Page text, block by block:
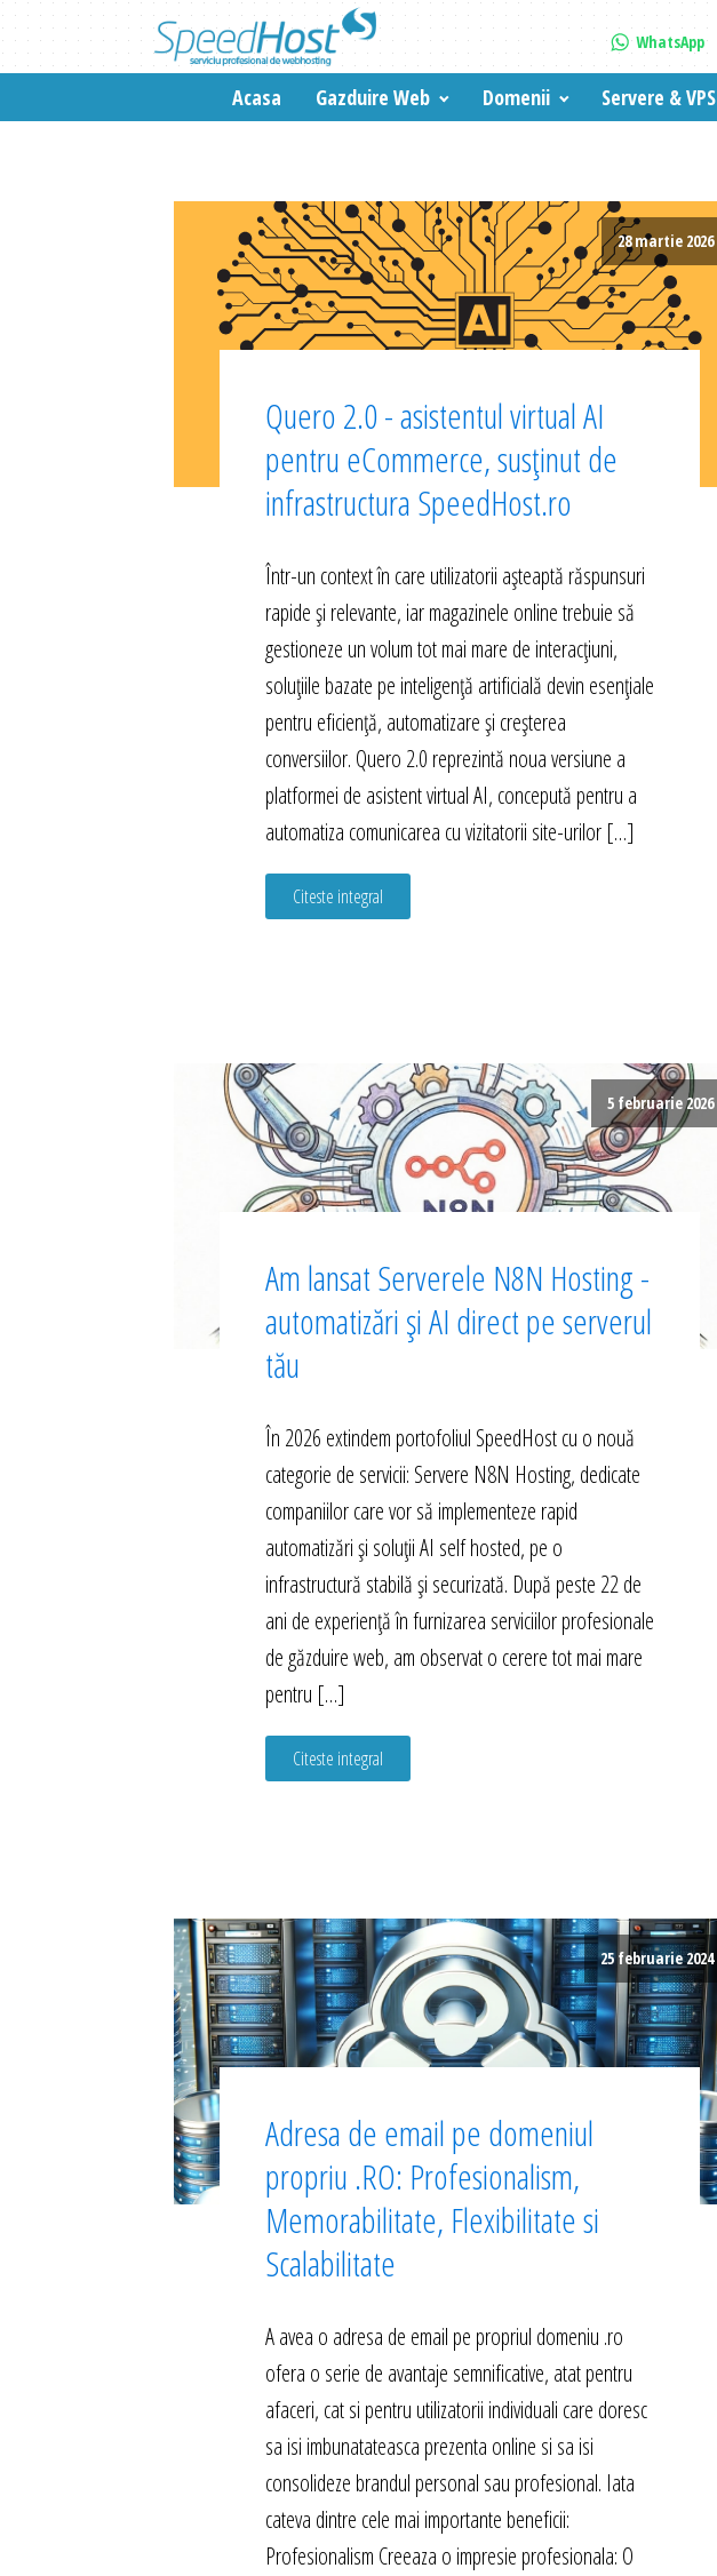
WhatsApp
Acasa Gazduire Web Domenii Servere & VPS
28 martie 2026
Quero 2.0 - asistentul virtual AI
pentru eCommerce, susținut de
infrastructura SpeedHost.ro
Într-un context în care utilizatorii așteaptă răspunsuri
rapide și relevante, iar magazinele online trebuie să
gestioneze un volum tot mai mare de interacțiuni,
soluțiile bazate pe inteligență artificială devin esențiale
pentru eficiență, automatizare și creșterea
conversiilor. Quero 2.0 reprezintă noua versiune a
platformei de asistent virtual AI, concepută pentru a
automatiza comunicarea cu vizitatorii site-urilor […]
Citeste integral
5 februarie 2026
Am lansat Serverele N8N Hosting -
automatizări și AI direct pe serverul
tău
În 2026 extindem portofoliul SpeedHost cu o nouă
categorie de servicii: Servere N8N Hosting, dedicate
companiilor care vor să implementeze rapid
automatizări și soluții AI self hosted, pe o
infrastructură stabilă și securizată. După peste 22 de
ani de experiență în furnizarea serviciilor profesionale
de găzduire web, am observat o cerere tot mai mare
pentru […]
Citeste integral
25 februarie 2024
Adresa de email pe domeniul
propriu .RO: Profesionalism,
Memorabilitate, Flexibilitate si
Scalabilitate
A avea o adresa de email pe propriul domeniu .ro
ofera o serie de avantaje semnificative, atat pentru
afaceri, cat si pentru utilizatorii individuali care doresc
sa isi imbunatateasca prezenta online si sa isi
consolideze brandul personal sau profesional. Iata
cateva dintre cele mai importante beneficii:
Profesionalism Creeaza o impresie profesionala: O